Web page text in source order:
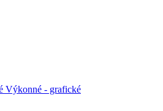
Výkonné - grafické